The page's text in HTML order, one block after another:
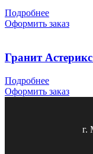
Подробнее
Оформить заказ
Гранит
Подробнее
Оформить заказ
г.